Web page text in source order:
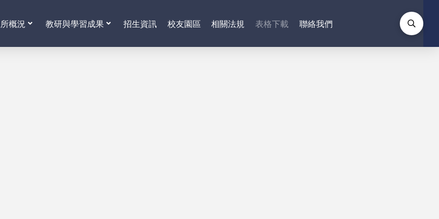
概況 教研與學習成果 招生資訊 校友園區 相關法規 表格下載 聯絡我們